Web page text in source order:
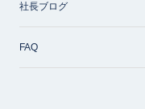
社長ブログ
FAQ